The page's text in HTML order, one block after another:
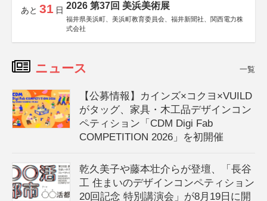
あと 31 日 2026 第37回 美浜美術展
福井県美浜町、美浜町教育委員会、福井新聞社、関西電力株
式会社
ニュース 一覧
【公募情報】カインズ×コクヨ×VUILD
がタッグ、家具・木工品デザインコン
ペティション「CDM Digi Fab
COMPETITION 2026」を初開催
乾久美子や藤本壮介らが登壇、「長谷
工 住まいのデザインコンペティション
20回記念 特別講演会」が8月19日に開